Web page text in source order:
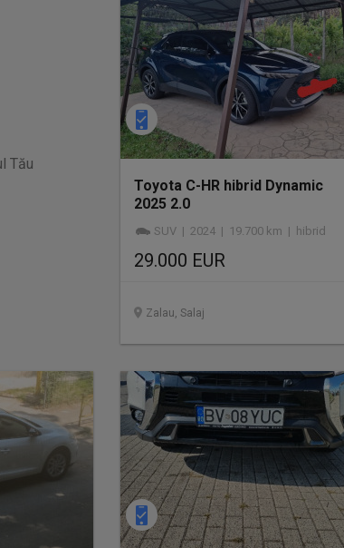
Tău
Toyota C-HR hibrid Dynamic
2025 2.0
SUV | 2024 | 19.700 km | hibrid
29.000 EUR
Zalau, Salaj